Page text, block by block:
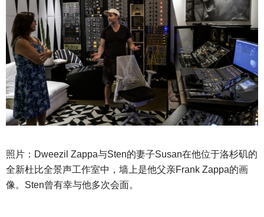
照片： Dweezil Zappa与Sten的妻子Susan在他位于洛杉矶的
全新杜比全景声工作室中，墙上是他父亲Frank Zappa的画
像。Sten曾有幸与他多次会面。